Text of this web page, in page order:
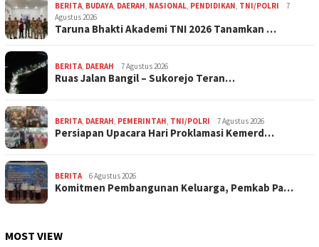
BERITA, BUDAYA, DAERAH, NASIONAL, PENDIDIKAN, TNI/POLRI
7
Agustus 2026
Taruna Bhakti Akademi TNI 2026 Tanamkan …
BERITA, DAERAH 7 Agustus 2026
Ruas Jalan Bangil – Sukorejo Teran…
BERITA, DAERAH, PEMERINTAH, TNI/POLRI 7 Agustus 2026
Persiapan Upacara Hari Proklamasi Kemerd…
BERITA 6 Agustus 2026
Komitmen Pembangunan Keluarga, Pemkab Pa…
MOST VIEW